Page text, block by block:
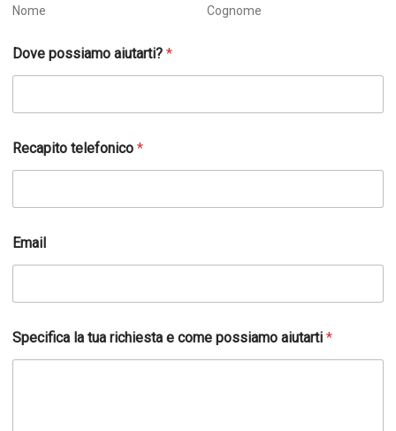
Nome Cognome
Dove possiamo aiutarti?*
u
a
a
i
o
n
t
a
Recapito telefonico*
Email
Specifica la tua richiesta e come possiamo aiutarti*